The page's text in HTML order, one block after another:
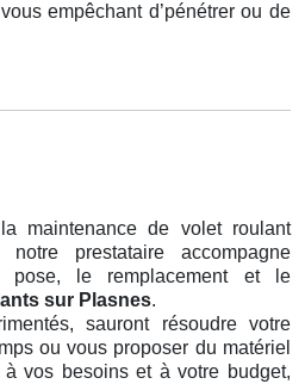
empêchant d’pénétrer ou de
maintenance de volet roulant
notre prestataire accompagne
pose, le remplacement et le
sur Plasnes.
sauront résoudre votre
ou vous proposer du matériel
vos besoins et à votre budget,